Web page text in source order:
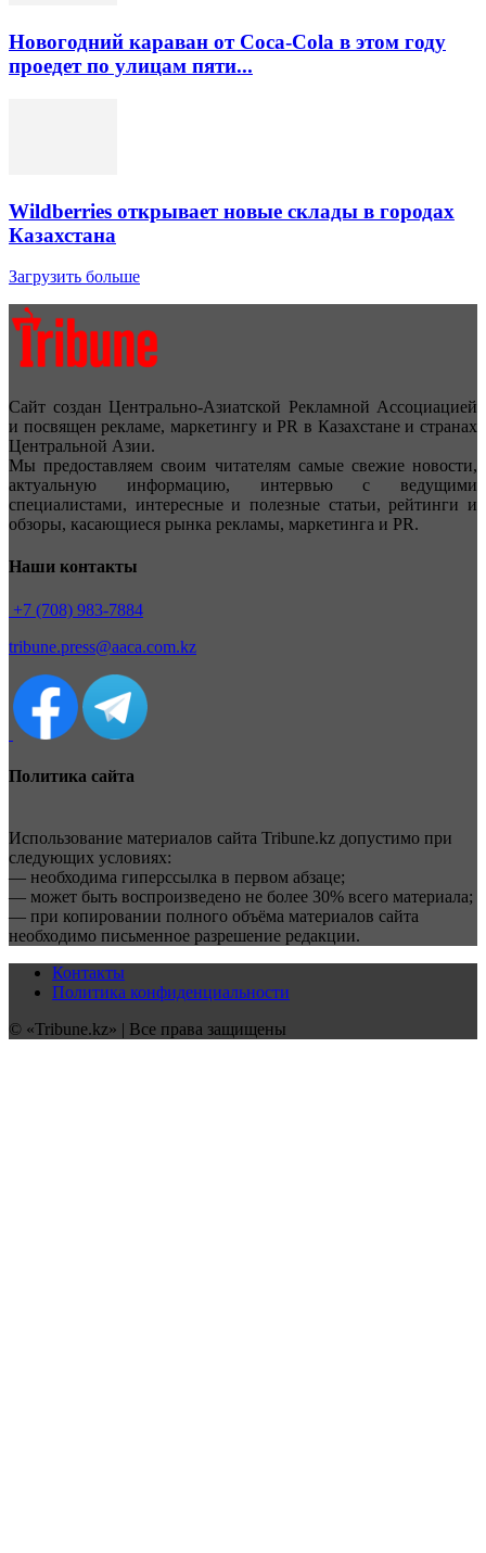
Новогодний караван от Coca-Cola в этом году
проедет по улицам пяти...
Wildberries открывает новые склады в городах
Казахстана
Загрузить больше
Сайт создан Центрально-Азиатской Рекламной Ассоциацией
и посвящен рекламе, маркетингу и PR в Казахстане и странах
Центральной Азии.
Мы предоставляем своим читателям самые свежие новости,
актуальную информацию, интервью с ведущими
специалистами, интересные и полезные статьи, рейтинги и
обзоры, касающиеся рынка рекламы, маркетинга и PR.
Наши контакты
+7 (708) 983-7884
tribune.press@aaca.com.kz
Политика сайта
Использование материалов сайта Tribune.kz допустимо при
следующих условиях:
— необходима гиперссылка в первом абзаце;
— может быть воспроизведено не более 30% всего материала;
— при копировании полного объёма материалов сайта
необходимо письменное разрешение редакции.
Контакты
Политика конфиденциальности
© «Tribune.kz» | Все права защищены